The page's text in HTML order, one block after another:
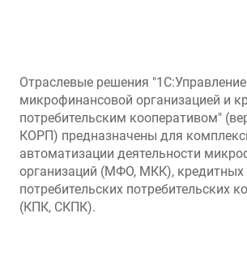
Отраслевые решения "1С:Управление
микрофинансовой организацией и
потребительским кооперативом"
КОРП) предназначены для
автоматизации деятельности
организаций (МФО, МКК), кредитных
потребительских потребительских
(КПК, СКПК).